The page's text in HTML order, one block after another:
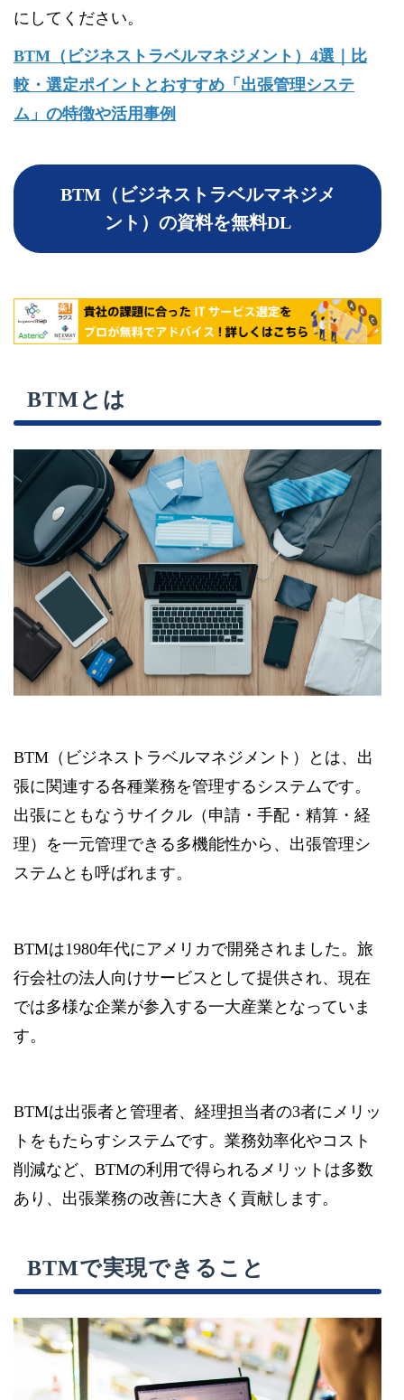
にしてください。
BTM（ビジネストラベルマネジメント）4選｜比
較・選定ポイントとおすすめ「出張管理システ
ム」の特徴や活用事例
BTM（ビジネストラベルマネジメ
ント）の資料を無料DL
BTMとは
BTM（ビジネストラベルマネジメント）とは、出
張に関連する各種業務を管理するシステムです。
出張にともなうサイクル（申請・手配・精算・経
理）を一元管理できる多機能性から、出張管理シ
ステムとも呼ばれます。
BTMは1980年代にアメリカで開発されました。旅
行会社の法人向けサービスとして提供され、現在
では多様な企業が参入する一大産業となっていま
す。
BTMは出張者と管理者、経理担当者の3者にメリッ
トをもたらすシステムです。業務効率化やコスト
削減など、BTMの利用で得られるメリットは多数
あり、出張業務の改善に大きく貢献します。
BTMで実現できること